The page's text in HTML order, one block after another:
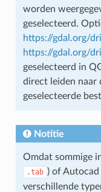
worden
geselecteerd.
https://gdal.org/
https://gdal.org/
geselecteerd in
direct leiden naar
geselecteerde
Notitie
Omdat sommige
.tab ) of Autocad
verschillende